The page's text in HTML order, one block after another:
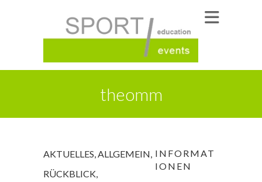
theomm
AKTUELLES,ALLGEMEIN,
RÜCKBLICK,
INFORMAT
IONEN